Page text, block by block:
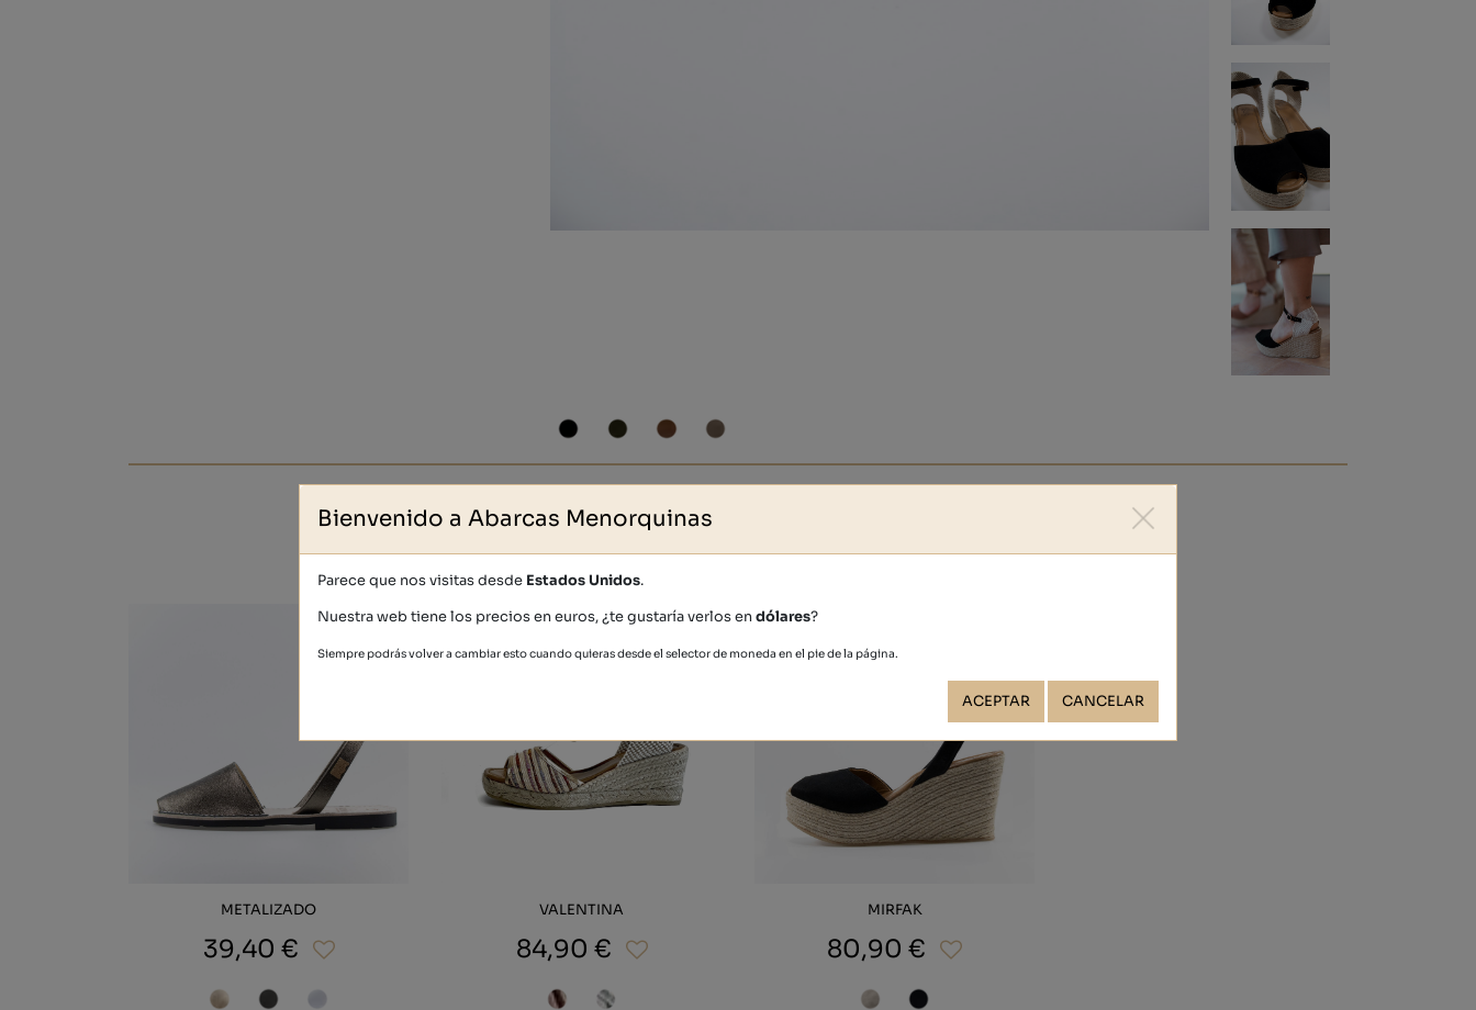
Otras personas también compraron
METALIZADO
39,40 €
VALENTINA
84,90 €
MIRFAK
80,90 €
Bienvenido a Abarcas Menorquinas
Parece que nos visitas desde Estados Unidos.
Nuestra web tiene los precios en euros, ¿te gustaría verlos endólares?
Siempre podrás volver a cambiar esto cuando quieras desde el selector de moneda en el pie de la página.
ACEPTAR CANCELAR